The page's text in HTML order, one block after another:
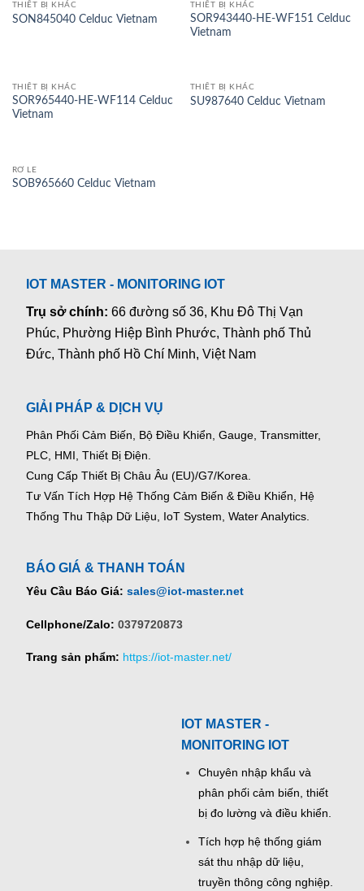
THIẾT BỊ KHÁC
SON845040 Celduc Vietnam
THIẾT BỊ KHÁC
SOR943440-HE-WF151 Celduc
Vietnam
THIẾT BỊ KHÁC
SOR965440-HE-WF114 Celduc
Vietnam
THIẾT BỊ KHÁC
SU987640 Celduc Vietnam
RƠ LE
SOB965660 Celduc Vietnam
IOT MASTER - MONITORING IOT
Trụ sở chính:66 đường số 36, Khu Đô Thị Vạn
Phúc, Phường Hiệp Bình Phước, Thành phố Thủ
Đức, Thành phố Hồ Chí Minh, Việt Nam
GIẢI PHÁP & DỊCH VỤ
Phân Phối Cảm Biến, Bộ Điều Khiển, Gauge, Transmitter,
PLC, HMI, Thiết Bị Điện.
Cung Cấp Thiết Bị Châu Âu (EU)/G7/Korea.
Tư Vấn Tích Hợp Hệ Thống Cảm Biến & Điều Khiển, Hệ
Thống Thu Thập Dữ Liệu, IoT System, Water Analytics.
BÁO GIÁ & THANH TOÁN
Yêu Cầu Báo Giá: sales@iot-master.net
Cellphone/Zalo: 0379720873
Trang sản phẩm: https://iot-master.net/
IOT MASTER -
MONITORING IOT
Chuyên nhập khẩu và
phân phối cảm biến, thiết
bị đo lường và điều khiển.
Tích hợp hệ thống giám
sát thu nhập dữ liệu,
truyền thông công nghiệp.